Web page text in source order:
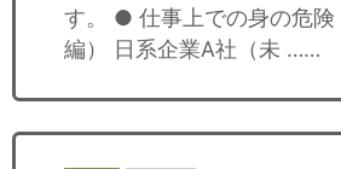
す。 ● 仕事上での身の危険
編） 日系企業A社（未 ……